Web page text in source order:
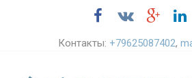
Контакты:+79625087402,